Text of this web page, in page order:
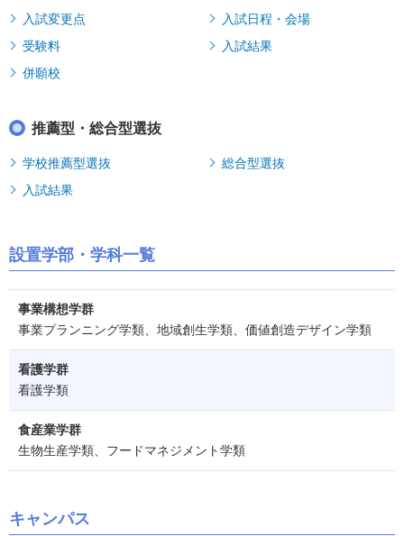
入試変更点
入試日程・会場
受験料
入試結果
併願校
推薦型・総合型選抜
学校推薦型選抜
総合型選抜
入試結果
設置学部・学科一覧
事業構想学群
事業プランニング学類、地域創生学類、価値創造デザイン学類
看護学群
看護学類
食産業学群
生物生産学類、フードマネジメント学類
キャンパス